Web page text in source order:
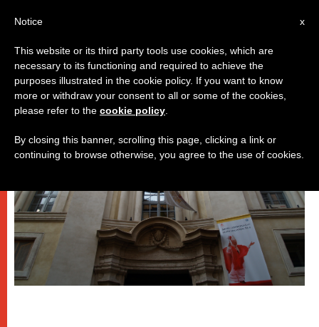
DICASTERI
x
Notice
This website or its third party tools use cookies, which are
necessary to its functioning and required to achieve the
purposes illustrated in the cookie policy. If you want to know
more or withdraw your consent to all or some of the cookies,
please refer to the cookie policy
By closing this banner, scrolling this page, clicking a link or
continuing to browse otherwise, you agree to the use of cookies.